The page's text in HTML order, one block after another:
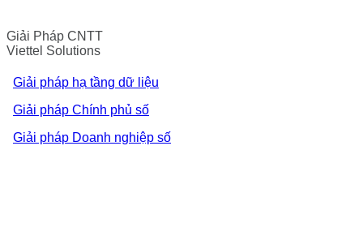
Giải Pháp CNTT
Viettel Solutions
Giải pháp hạ tầng dữ liệu
Giải pháp Chính phủ số
Giải pháp Doanh nghiệp số